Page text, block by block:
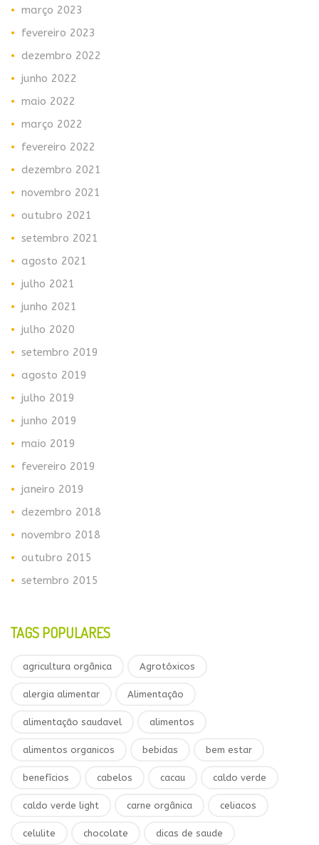
março 2023
fevereiro 2023
dezembro 2022
junho 2022
maio 2022
março 2022
fevereiro 2022
dezembro 2021
novembro 2021
outubro 2021
setembro 2021
agosto 2021
julho 2021
junho 2021
julho 2020
setembro 2019
agosto 2019
julho 2019
junho 2019
maio 2019
fevereiro 2019
janeiro 2019
dezembro 2018
novembro 2018
outubro 2015
setembro 2015
TAGS POPULARES
agricultura orgânica Agrotóxicos
alergia alimentar Alimentação
alimentação saudavel alimentos
alimentos organicos bebidas bem estar
benefícios cabelos cacau caldo verde
caldo verde light carne orgânica celiacos
celulite chocolate dicas de saude